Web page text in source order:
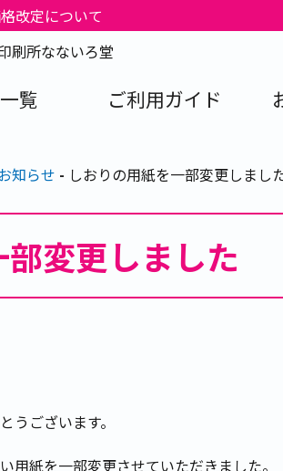
改定について
刷所なないろ堂
覧 ご利用ガイド
知らせ しおりの用紙を一部変更しまし
変更しました
うございます。
用紙を一部変更させていただきました。